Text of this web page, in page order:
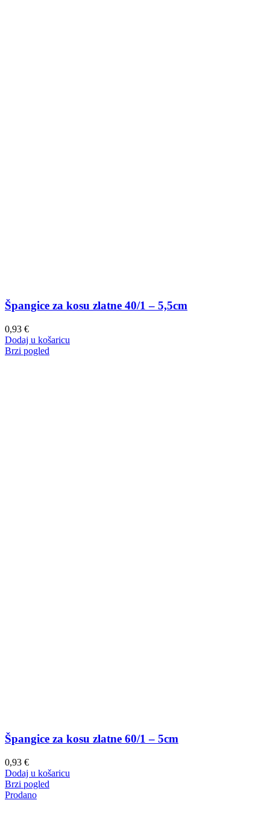
Špangice za kosu zlatne 40/1 – 5,5cm
0,93 €
Dodaj u košaricu
Brzi pogled
Špangice za kosu zlatne 60/1 – 5cm
0,93 €
Dodaj u košaricu
Brzi pogled
Prodano